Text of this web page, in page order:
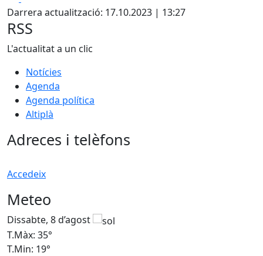
Darrera actualització: 17.10.2023 | 13:27
RSS
L'actualitat a un clic
Notícies
Agenda
Agenda política
Altiplà
Adreces i telèfons
Accedeix
Meteo
Dissabte, 8 d’agost
T.Màx: 35°
T.Min: 19°